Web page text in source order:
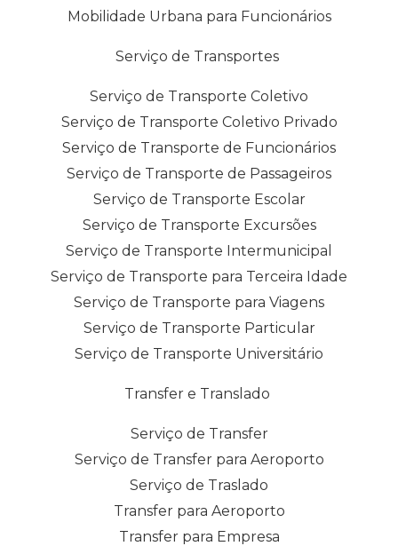
Mobilidade Urbana para Funcionários
Serviço de Transportes
Serviço de Transporte Coletivo
Serviço de Transporte Coletivo Privado
Serviço de Transporte de Funcionários
Serviço de Transporte de Passageiros
Serviço de Transporte Escolar
Serviço de Transporte Excursões
Serviço de Transporte Intermunicipal
Serviço de Transporte para Terceira Idade
Serviço de Transporte para Viagens
Serviço de Transporte Particular
Serviço de Transporte Universitário
Transfer e Translado
Serviço de Transfer
Serviço de Transfer para Aeroporto
Serviço de Traslado
Transfer para Aeroporto
Transfer para Empresa